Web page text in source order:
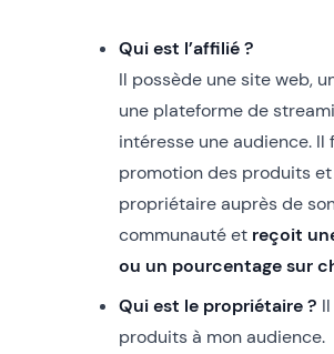
Qui est l’affilié ?
Il possède une site web,
une plateforme de
intéresse une audience. Il
promotion des produits
propriétaire auprès de
communauté et reçoit
ou un pourcentage sur
Qui est le propriétaire ?
produits à mon audience.